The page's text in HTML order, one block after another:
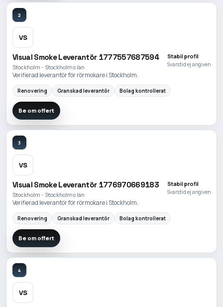
2
VS
Visual Smoke Leverantör 1777557687594
Stockholm - Stockholms län
Stabil profil
Svarstid ej angiven
Verifierad leverantör för rörmokare i Stockholm.
Renovering Granskad leverantör Bolag kontrollerat
Be om offert
3
VS
Visual Smoke Leverantör 1776970669183
Stockholm - Stockholms län
Stabil profil
Svarstid ej angiven
Verifierad leverantör för rörmokare i Stockholm.
Renovering Granskad leverantör Bolag kontrollerat
Be om offert
4
VS